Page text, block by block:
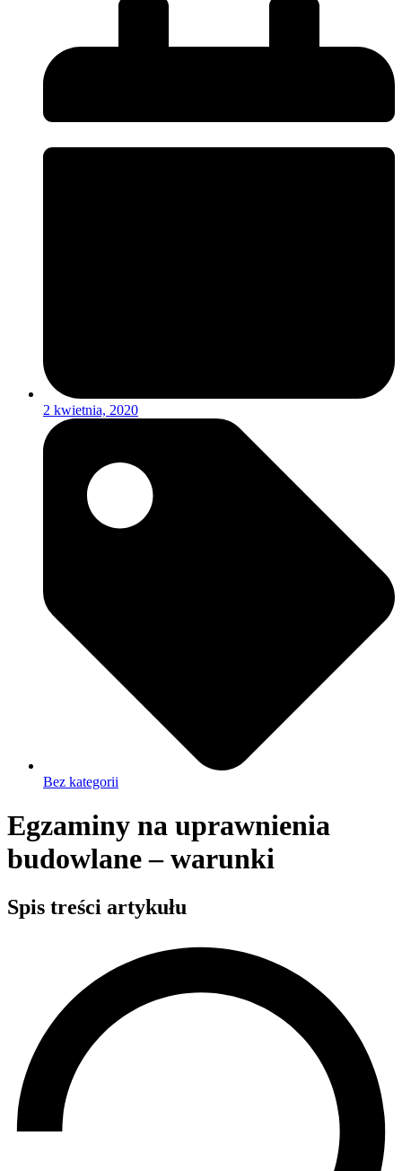
2 kwietnia, 2020
Bez kategorii
Egzaminy na uprawnienia
budowlane – warunki
Spis treści artykułu